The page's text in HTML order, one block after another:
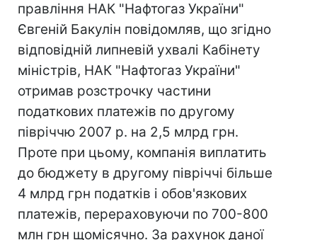
правління НАК "Нафтогаз України"
Євгеній Бакулін повідомляв, що згідно
відповідній липневій ухвалі Кабінету
міністрів, НАК "Нафтогаз України"
отримав розстрочку частини
податкових платежів по другому
півріччю 2007 р. на 2,5 млрд грн.
Проте при цьому, компанія виплатить
до бюджету в другому півріччі більше
4 млрд грн податків і обов'язкових
платежів, перераховуючи по 700-800
млн грн щомісячно. За рахунок даної